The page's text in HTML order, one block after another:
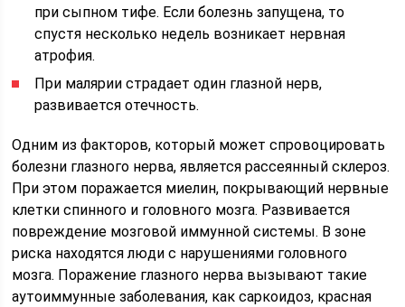
при сыпном тифе. Если болезнь запущена, то
спустя несколько недель возникает нервная
атрофия.
При малярии страдает один глазной нерв,
развивается отечность.
Одним из факторов, который может спровоцировать
болезни глазного нерва, является рассеянный склероз.
При этом поражается миелин, покрывающий нервные
клетки спинного и головного мозга. Развивается
повреждение мозговой иммунной системы. В зоне
риска находятся люди с нарушениями головного
мозга. Поражение глазного нерва вызывают такие
аутоиммунные заболевания, как саркоидоз, красная